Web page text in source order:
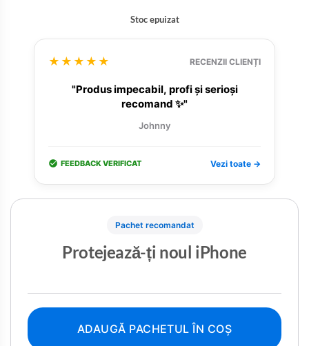
Stoc epuizat
★★★★★ RECENZII CLIENȚI
"Produs impecabil, profi și serioși
recomand ✨"
Johnny
FEEDBACK VERIFICAT Vezi toate →
Pachet recomandat
Protejează-ți noul iPhone
ADAUGĂ PACHETUL ÎN COȘ